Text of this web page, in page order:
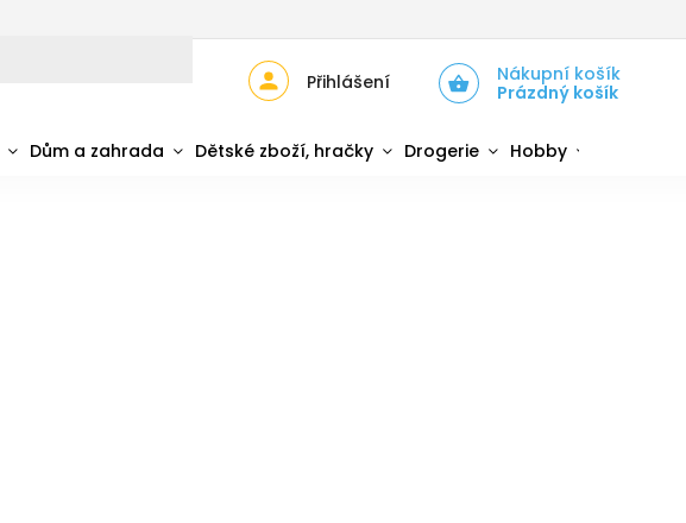
Nákupní košík
Prázdný košík
Přihlášení
Dům a zahrada Dětské zboží, hračky Drogerie Hobby